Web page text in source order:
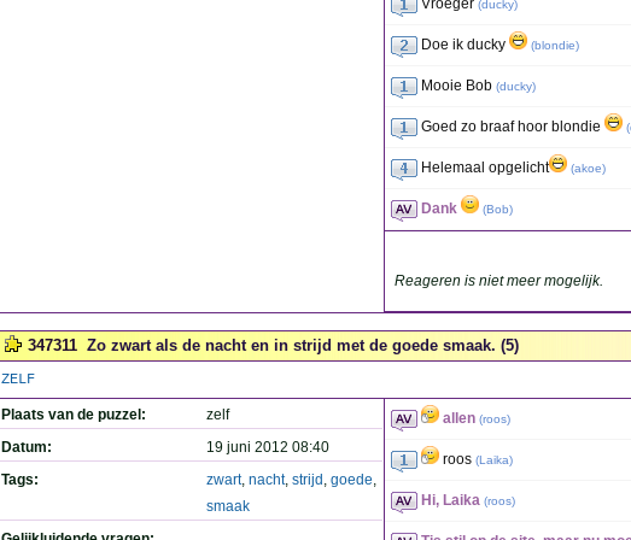
Vroeger (ducky)
Doe ik ducky (blondie)
Mooie Bob (ducky)
Goed zo braaf hoor blondie (
Helemaal opgelicht (akoe)
Dank (Bob)
Reageren is niet meer mogelijk.
347311 Zo zwart als de nacht en in strijd met de goede smaak. (5)
ZELF
Plaats van de puzzel:
zelf
Datum:
19 juni 2012 08:40
Tags:
zwart, nacht, strijd , goede,
smaak
allen (roos)
roos (Laika)
Hi, Laika (roos)